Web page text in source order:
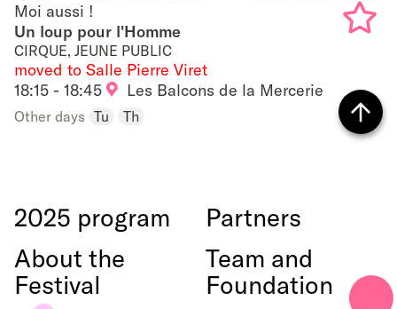
Moi aussi !
Moi aussi !
Un loup pour l'Homme
CIRQUE, JEUNE PUBLIC
moved to Salle Pierre Viret
18:15 - 18:45
Les Balcons de la Mercerie
Other days Tu Th
to
2025 program
About the
Festival
Partners
Team and
Foundation